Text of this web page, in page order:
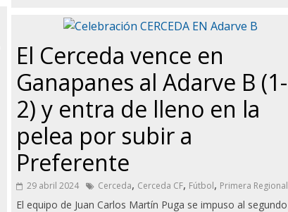
El Cerceda vence en
Ganapanes al Adarve B (1-
2) y entra de lleno en la
pelea por subir a
Preferente
29 abril 2024 Cerceda, Cerceda CF, Fútbol, Primera Regional
El equipo de Juan Carlos Martín Puga se impuso al segundo